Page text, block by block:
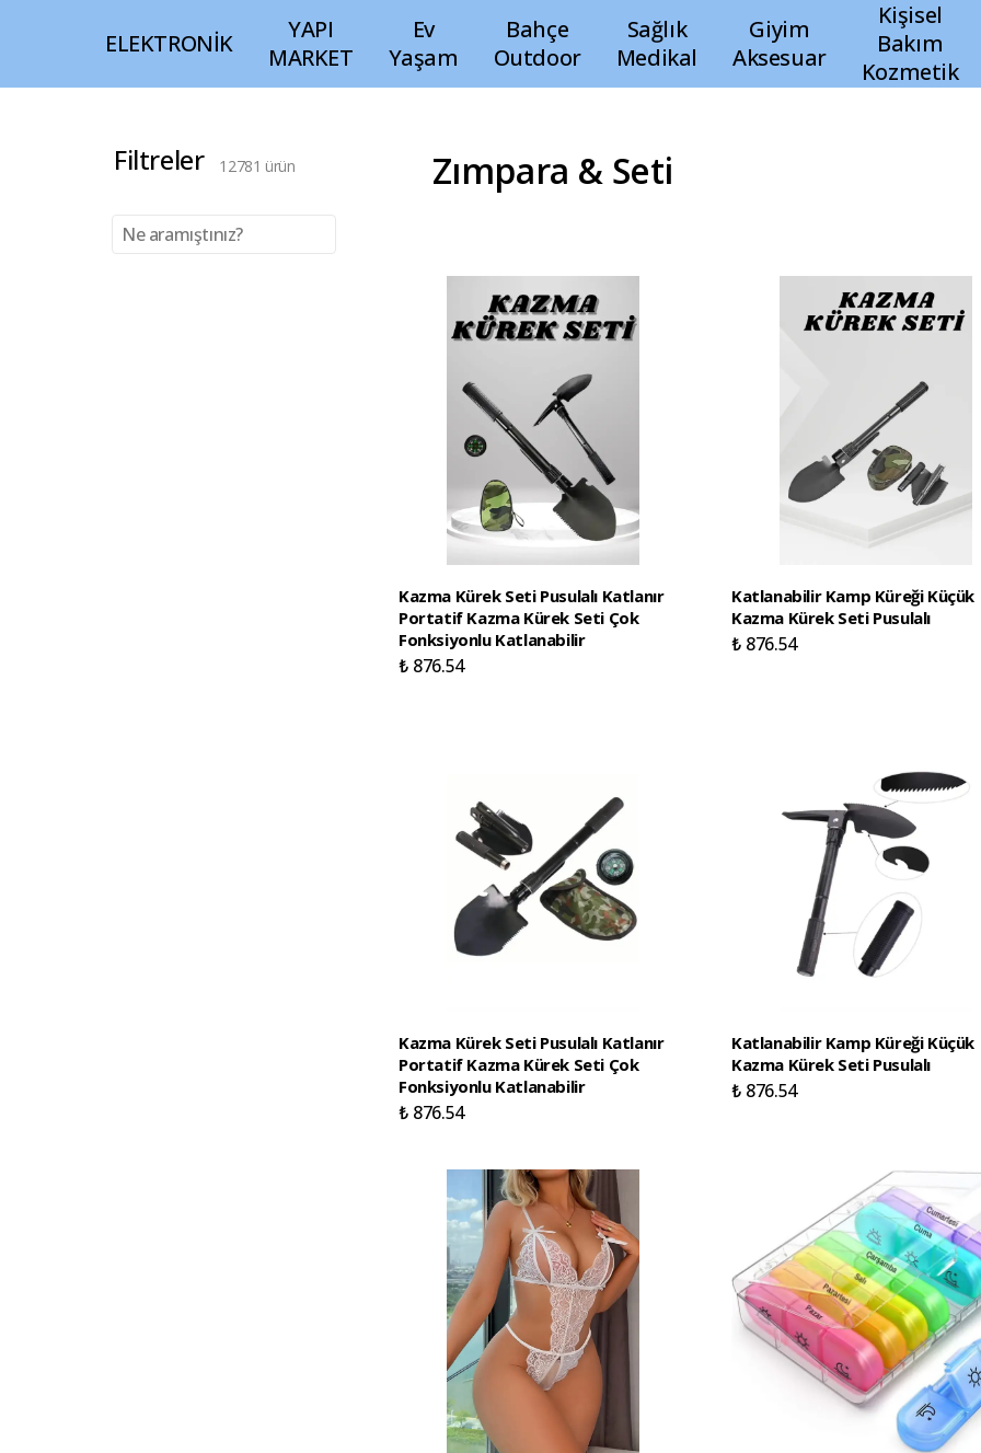
ELEKTRONİK
YAPI
MARKET
Ev
Yaşam
Bahçe
Outdoor
Sağlık
Medikal
Giyim
Aksesuar
Kişisel
Bakım
Kozmetik
Filtreler 12781 ürün Zımpara & Seti
Kazma Kürek Seti Pusulalı Katlanır
Portatif Kazma Kürek Seti Çok
Fonksiyonlu Katlanabilir
₺ 876.54
Katlanabilir Kamp Küreği Küçük
Kazma Kürek Seti Pusulalı
₺ 876.54
Kazma Kürek Seti Pusulalı Katlanır
Portatif Kazma Kürek Seti Çok
Fonksiyonlu Katlanabilir
₺ 876.54
Katlanabilir Kamp Küreği Küçük
Kazma Kürek Seti Pusulalı
₺ 876.54